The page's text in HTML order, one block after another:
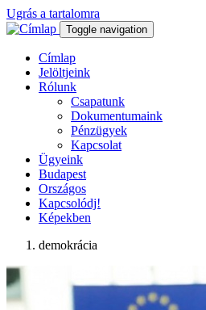
Ugrás a tartalomra
Toggle navigation
Címlap
Jelöltjeink
Rólunk
Csapatunk
Dokumentumaink
Pénzügyek
Kapcsolat
Ügyeink
Budapest
Országos
Kapcsolódj!
Képekben
demokrácia